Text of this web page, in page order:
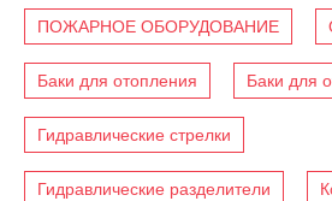
ПОЖАРНОЕ ОБОРУДОВАНИЕ
Баки для отопления Баки для
Гидравлические стрелки
Гидравлические разделители